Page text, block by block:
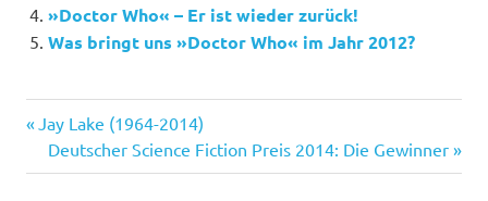
»Doctor Who« – Er ist wieder zurück!
Was bringt uns »Doctor Who« im Jahr 2012?
Oswald
Beitragsnavigation
Vorheriger
Beitrag:
Jay Lake (1964-2014)
Nächster
Beitrag:
Deutscher Science Fiction Preis 2014: Die Gewinner